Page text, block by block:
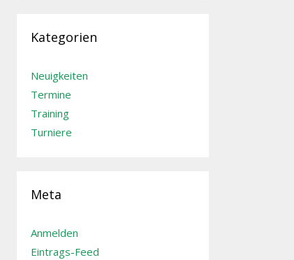
Kategorien
Neuigkeiten
Termine
Training
Turniere
Meta
Anmelden
Eintrags-Feed